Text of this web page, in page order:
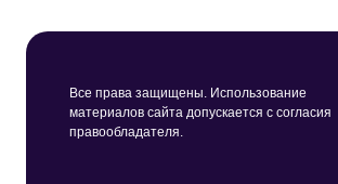
Все права защищены. Использование
материалов сайта допускается с согласия
правообладателя.